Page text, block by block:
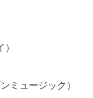
ミュージック）